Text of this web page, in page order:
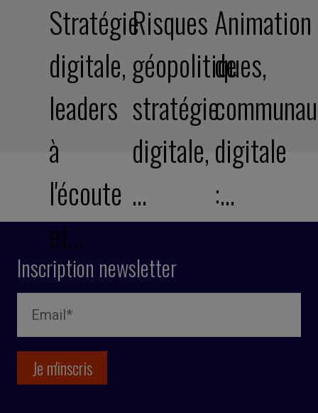
Stratégie
digitale,
leaders
à
l'écoute
et…
Risques
géopolitiques,
stratégie
digitale,
…
Animation
de
digitale
:…
Inscription newsletter